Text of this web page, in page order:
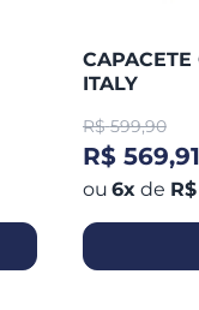
CAPACETE
ITALY
R$ 599,90
R$ 569,91
6x de